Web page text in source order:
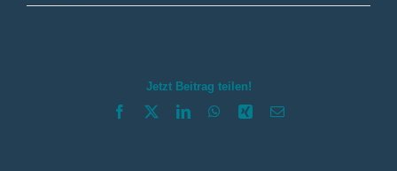
Spenden
Jetzt Beitrag teilen!
Facebook LinkedInWhatsApp
Xing E-